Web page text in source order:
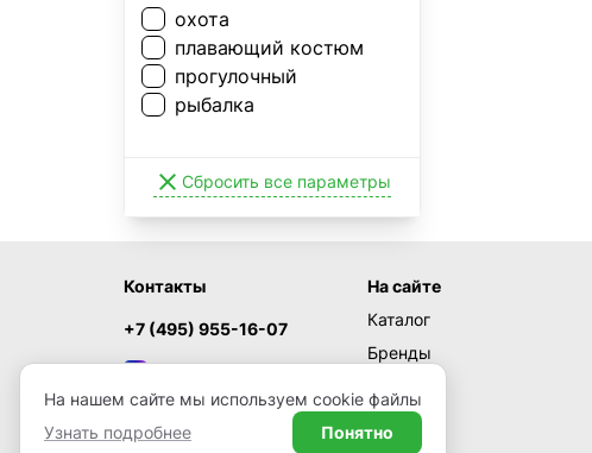
охота
плавающий костюм
прогулочный
рыбалка
 Сбросить все параметры
Контакты
+7 (495) 955-16-07
На сайте
Каталог
Бренды
Новости
На нашем сайте мы используем cookie файлы
Узнать подробнее
Понятно